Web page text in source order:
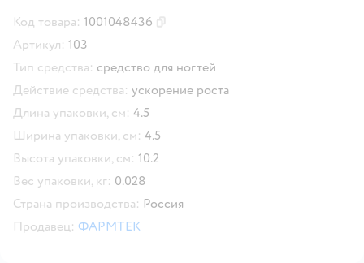
Код товара: 1001048436
Артикул: 103
Тип средства: средство для ногтей
Действие средства: ускорение роста
Длина упаковки, см: 4.5
Ширина упаковки, см: 4.5
Высота упаковки, см: 10.2
Вес упаковки, кг: 0.028
Страна производства: Россия
Продавец: ФАРМТЕК